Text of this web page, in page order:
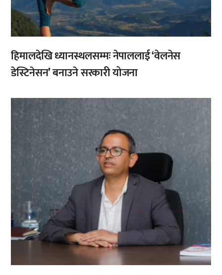
हिमालदेखि ध्यानस्थलसम्मः नेपाललाई ‘वेलनेस
डेस्टिनेसन’ बनाउने सरकारी योजना